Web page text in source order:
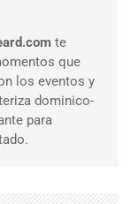
te
que
los eventos y
dominico-
para